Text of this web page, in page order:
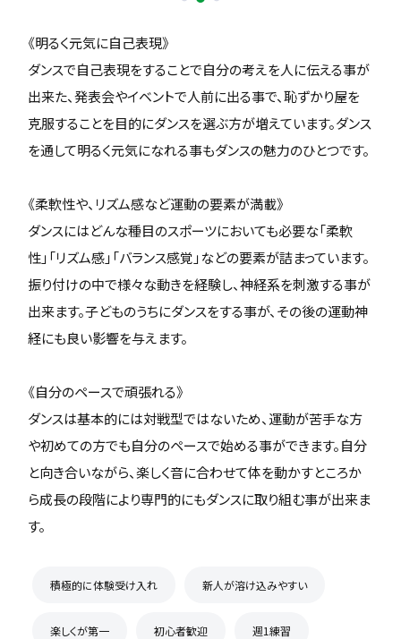
《明るく元気に自己表現》
ダンスで自己表現をすることで自分の考えを人に伝える事が
出来た、発表会やイベントで人前に出る事で、恥ずかり屋を
克服することを目的にダンスを選ぶ方が増えています。ダンス
を通して明るく元気になれる事もダンスの魅力のひとつです。
《柔軟性や、リズム感など運動の要素が満載》
ダンスにはどんな種目のスポーツにおいても必要な「柔軟
性」「リズム感」「バランス感覚」などの要素が詰まっています。
振り付けの中で様々な動きを経験し、神経系を刺激する事が
出来ます。子どものうちにダンスをする事が、その後の運動神
経にも良い影響を与えます。
《自分のペースで頑張れる》
ダンスは基本的には対戦型ではないため、運動が苦手な方
や初めての方でも自分のペースで始める事ができます。自分
と向き合いながら、楽しく音に合わせて体を動かすところか
ら成長の段階により専門的にもダンスに取り組む事が出来ま
す。
積極的に体験受け入れ 新人が溶け込みやすい
楽しくが第一 初心者歓迎 週1練習